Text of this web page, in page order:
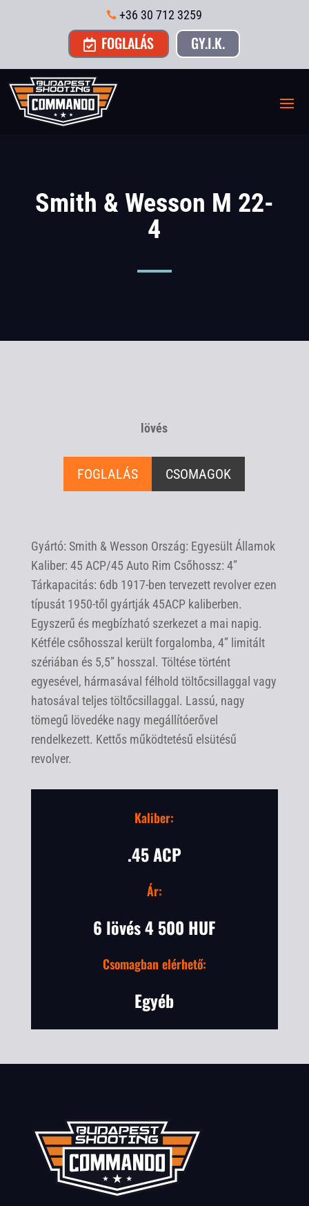
 +36 30 712 3259
 FOGLALÁS GY.I.K.
Smith & Wesson M 22-
4
lövés
FOGLALÁS CSOMAGOK
Gyártó: Smith & Wesson Ország: Egyesült Államok
Kaliber: 45 ACP/45 Auto Rim Csőhossz: 4”
Tárkapacitás: 6db 1917-ben tervezett revolver ezen
típusát 1950-től gyártják 45ACP kaliberben.
Egyszerű és megbízható szerkezet a mai napig.
Kétféle csőhosszal került forgalomba, 4” limitált
szériában és 5,5” hosszal. Töltése történt
egyesével, hármasával félhold töltőcsillaggal vagy
hatosával teljes töltőcsillaggal. Lassú, nagy
tömegű lövedéke nagy megállítóerővel
rendelkezett. Kettős működtetésű elsütésű
revolver.
Kaliber:
.45 ACP
Ár:
6 lövés 4 500 HUF
Csomagban elérhető:
Egyéb